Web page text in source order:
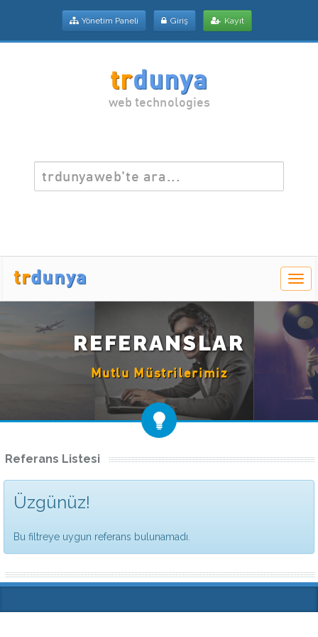
Yönetim Paneli Giriş Kayıt
trdunya
web technologies
Aç
trdunya
REFERANSLAR
Mutlu Müştrilerimiz
Referans Listesi
Üzgünüz!
Bu filtreye uygun referans bulunamadı.